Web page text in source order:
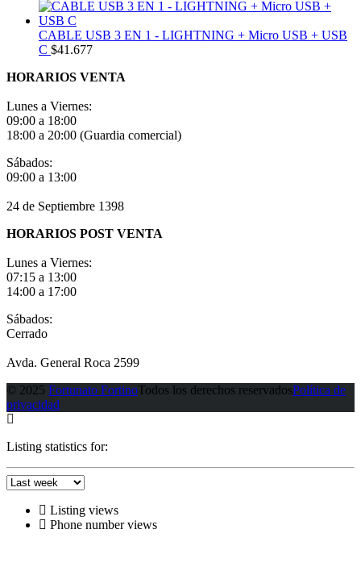
CABLE USB 3 EN 1 - LIGHTNING + Micro USB + USB
C $41.677
HORARIOS VENTA
Lunes a Viernes:
09:00 a 18:00
18:00 a 20:00 (Guardia comercial)
Sábados:
09:00 a 13:00
24 de Septiembre 1398
HORARIOS POST VENTA
Lunes a Viernes:
07:15 a 13:00
14:00 a 17:00
Sábados:
Cerrado
Avda. General Roca 2599
© 2025 Fortunato FortinoTodos los derechos reservadosPolítica de
privacidad
Listing statistics for:
Listing views
Phone number views